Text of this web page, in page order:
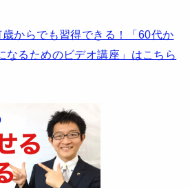
歳からでも習得できる！「60代か
なるためのビデオ講座」はこちら